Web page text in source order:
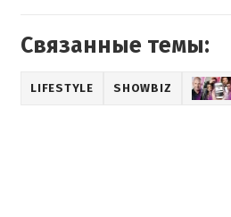
Связанные темы:
LIFESTYLE SHOWBIZ